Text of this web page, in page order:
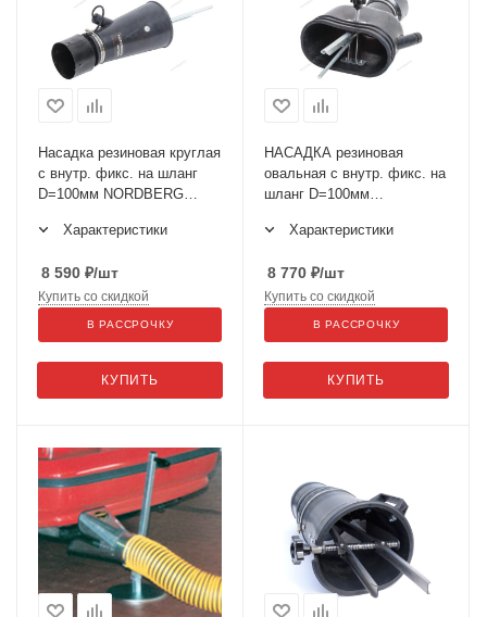
Насадка резиновая круглая
с внутр. фикс. на шланг
D=100мм NORDBERG
Характеристики
8 590 ₽/шт
КУПИТЬ
Купить со скидкой
В РАССРОЧКУ
НАСАДКА резиновая
овальная с внутр. фикс. на
шланг D=100мм
Характеристики
8 770 ₽/шт
КУПИТЬ
Купить со скидкой
В РАССРОЧКУ